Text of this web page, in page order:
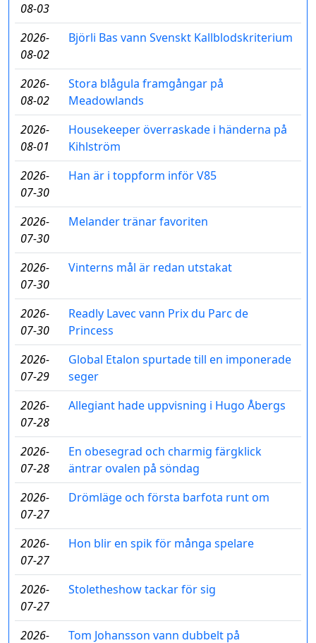
08-03
2026-
08-02
Björli Bas vann Svenskt Kallblodskriterium
2026-
08-02
Stora blågula framgångar på
Meadowlands
2026-
08-01
Housekeeper överraskade i händerna på
Kihlström
2026-
07-30
Han är i toppform inför V85
2026-
07-30
Melander tränar favoriten
2026-
07-30
Vinterns mål är redan utstakat
2026-
07-30
Readly Lavec vann Prix du Parc de
Princess
2026-
07-29
Global Etalon spurtade till en imponerade
seger
2026-
07-28
Allegiant hade uppvisning i Hugo Åbergs
2026-
07-28
En obesegrad och charmig färgklick
äntrar ovalen på söndag
2026-
07-27
Drömläge och första barfota runt om
2026-
07-27
Hon blir en spik för många spelare
2026-
07-27
Stoletheshow tackar för sig
2026-
Tom Johansson vann dubbelt på